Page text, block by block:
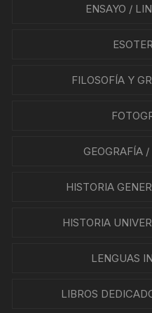
ENSAYO /
FILOSOFÍA Y
GEOGRAFÍA /
HISTORIA
HISTORIA
LENGUAS
LIBROS